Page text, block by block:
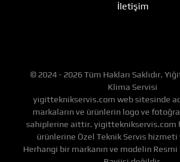
İletişim
© 2024 - 2026 Tüm Hakları Saklıdır.
Klima Servisi
yigitteknikservis.com web sitesinde
markaların ve ürünlerin logo ve
sahiplerine aittir. yigitteknikservis.com
ürünlerine Özel Teknik Servis
Herhangi bir markanın ve modelin Resmi